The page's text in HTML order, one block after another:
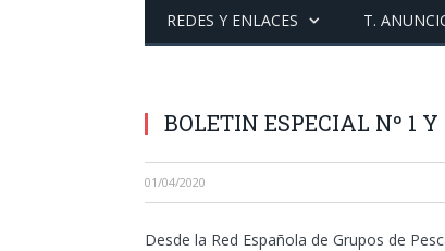
REDES Y ENLACES T.
BOLETIN ESPECIAL Nº 1
01/04/2020
Desde la Red Española de Grupos de